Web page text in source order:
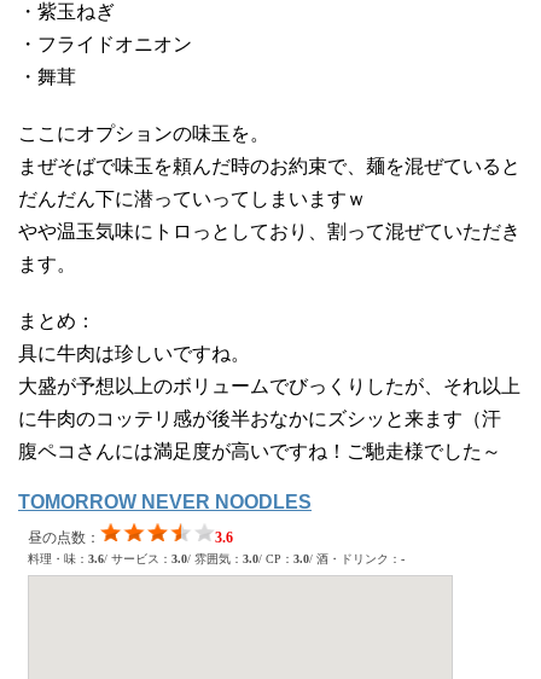
・紫玉ねぎ
・フライドオニオン
・舞茸
ここにオプションの味玉を。
まぜそばで味玉を頼んだ時のお約束で、麺を混ぜていると
だんだん下に潜っていってしまいますｗ
やや温玉気味にトロっとしており、割って混ぜていただき
ます。
まとめ：
具に牛肉は珍しいですね。
大盛が予想以上のボリュームでびっくりしたが、それ以上
に牛肉のコッテリ感が後半おなかにズシッと来ます（汗
腹ペコさんには満足度が高いですね！ご馳走様でした～
TOMORROW NEVER NOODLES